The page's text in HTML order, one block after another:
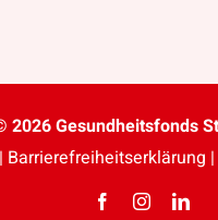
2026 Gesundheitsfonds
Barriere­freiheits­erklärung |
FacebookInstagram